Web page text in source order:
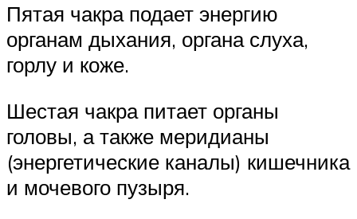
Пятая чакра подает энергию
органам дыхания, органа слуха,
горлу и коже.
Шестая чакра питает органы
головы, а также меридианы
(энергетические каналы) кишечника
и мочевого пузыря.